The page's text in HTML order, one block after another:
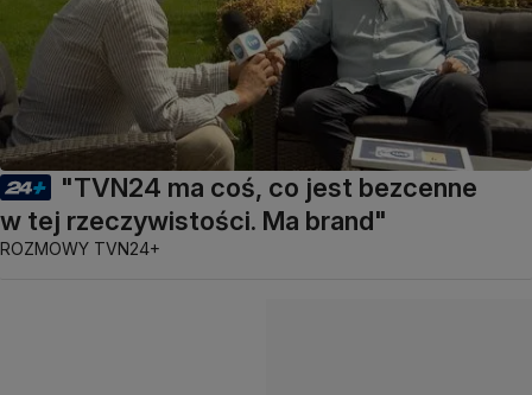
"TVN24 ma coś, co jest bezcenne
w tej rzeczywistości. Ma brand"
ROZMOWY TVN24+